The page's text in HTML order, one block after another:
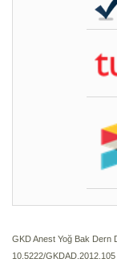
GKD Anest Yoğ Bak Dern
10.5222/GKDAD.2012.105